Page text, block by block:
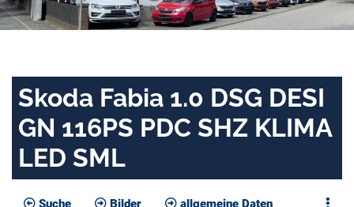
Skoda Fabia 1.0 DSG DESI
GN 116PS PDC SHZ KLIMA
LED SML
Suche Bilder allgemeine Daten